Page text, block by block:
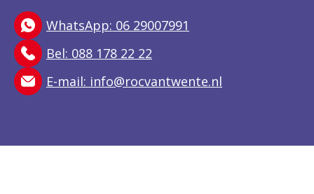
WhatsApp: 06 29007991
Bel: 088 178 22 22
E-mail: info@rocvantwente.nl